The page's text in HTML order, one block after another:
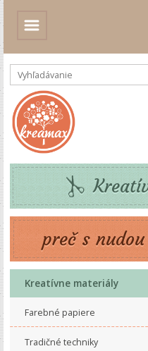
preč s
Kreatívne materiály
Farebné papiere
Tradičné techniky